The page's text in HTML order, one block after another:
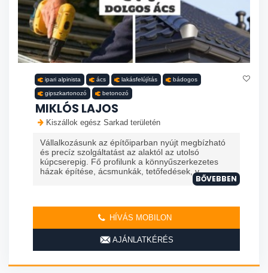
ipari alpinista ács lakásfelújítás bádogos
gipszkartonozó betonozó
MIKLÓS LAJOS
Kiszállok egész Sarkad területén
Vállalkozásunk az építőiparban nyújt megbízható
és precíz szolgáltatást az alaktól az utolsó
kúpcserepig. Fő profilunk a könnyűszerkezetes
házak építése, ácsmunkák, tetőfedések, v...
BŐVEBBEN
HÍVÁS MOBILON
AJÁNLATKÉRÉS